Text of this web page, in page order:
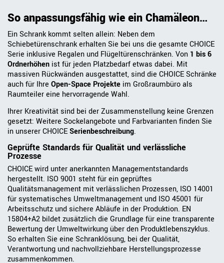
So anpassungsfähig wie ein Chamäleon…
Ein Schrank kommt selten allein: Neben dem
Schiebetürenschrank erhalten Sie bei uns die gesamte CHOICE
Serie inklusive Regalen und Flügeltürenschränken. Von 1 bis 6
Ordnerhöhen ist für jeden Platzbedarf etwas dabei. Mit
massiven Rückwänden ausgestattet, sind die CHOICE Schränke
auch für Ihre Open-Space Projekte im Großraumbüro als
Raumteiler eine hervorragende Wahl.
Ihrer Kreativität sind bei der Zusammenstellung keine Grenzen
gesetzt: Weitere Sockelangebote und Farbvarianten finden Sie
in unserer CHOICESerienbeschreibung.
Geprüfte Standards für Qualität und verlässliche
Prozesse
CHOICE wird unter anerkannten Managementstandards
hergestellt. ISO 9001 steht für ein geprüftes
Qualitätsmanagement mit verlässlichen Prozessen, ISO 14001
für systematisches Umweltmanagement und ISO 45001 für
Arbeitsschutz und sichere Abläufe in der Produktion. EN
15804+A2 bildet zusätzlich die Grundlage für eine transparente
Bewertung der Umweltwirkung über den Produktlebenszyklus.
So erhalten Sie eine Schranklösung, bei der Qualität,
Verantwortung und nachvollziehbare Herstellungsprozesse
zusammenkommen.